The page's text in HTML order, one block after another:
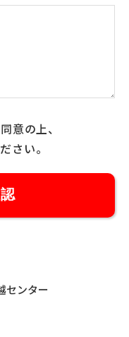
意の上、
さい。
センター